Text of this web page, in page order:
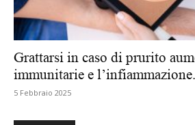
Grattarsi in caso di prurito
immunitarie e
5 Febbraio 2025